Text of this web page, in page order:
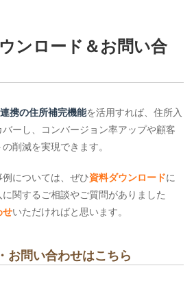
ンロード＆お問い合
携の住所補完機能を活用すれば、住所入
ーし、コンバージョン率アップや顧客
削減を実現できます。
については、ぜひ資料ダウンロードに
関するご相談やご質問がありました
せいただければと思います。
お問い合わせはこちら